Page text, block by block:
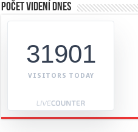
Počet videní dnes
31901
VISITORS TODAY